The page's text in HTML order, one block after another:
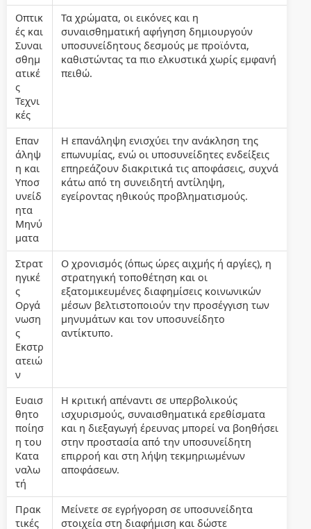
Οπτικ
ές και
Συναι
σθημ
ατικέ
ς
Τεχνι
κές
Τα χρώματα, οι εικόνες και η
συναισθηματική αφήγηση δημιουργούν
υποσυνείδητους δεσμούς με προϊόντα,
καθιστώντας τα πιο ελκυστικά χωρίς εμφανή
πειθώ.
Επαν
άληψ
η και
Υποσ
υνείδ
ητα
Μηνύ
ματα
Η επανάληψη ενισχύει την ανάκληση της
επωνυμίας, ενώ οι υποσυνείδητες ενδείξεις
επηρεάζουν διακριτικά τις αποφάσεις, συχνά
κάτω από τη συνειδητή αντίληψη,
εγείροντας ηθικούς προβληματισμούς.
Στρατ
ηγικέ
ς
Οργά
νωση
ς
Εκστρ
ατειώ
ν
Ο χρονισμός (όπως ώρες αιχμής ή αργίες), η
στρατηγική τοποθέτηση και οι
εξατομικευμένες διαφημίσεις κοινωνικών
μέσων βελτιστοποιούν την προσέγγιση των
μηνυμάτων και τον υποσυνείδητο
αντίκτυπο.
Ευαισ
θητο
ποίησ
η του
Κατα
ναλω
τή
Η κριτική απέναντι σε υπερβολικούς
ισχυρισμούς, συναισθηματικά ερεθίσματα
και η διεξαγωγή έρευνας μπορεί να βοηθήσει
στην προστασία από την υποσυνείδητη
επιρροή και στη λήψη τεκμηριωμένων
αποφάσεων.
Πρακ
τικές
Μείνετε σε εγρήγορση σε υποσυνείδητα
στοιχεία στη διαφήμιση και δώστε